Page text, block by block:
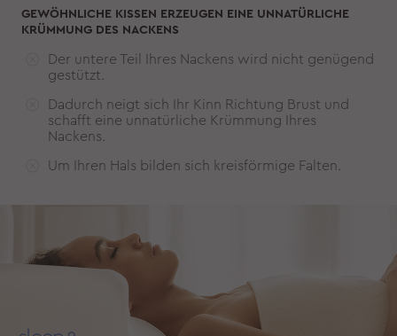
GEWÖHNLICHE KISSEN ERZEUGEN EINE UNNATÜRLICHE
KRÜMMUNG DES NACKENS
Der untere Teil Ihres Nackens wird nicht genügend
gestützt.
Dadurch neigt sich Ihr Kinn Richtung Brust und
schafft eine unnatürliche Krümmung Ihres
Nackens.
Um Ihren Hals bilden sich kreisförmige Falten.